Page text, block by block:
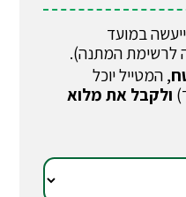
במועד
לרשימת המתנה).
, המטייל יוכל
ולקבל את מלוא